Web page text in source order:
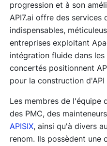
progression et à son
API7.ai offre des
indispensables,
entreprises exploitant
intégration fluide dans
concertés positionnent
pour la construction
Les membres de l'équipe
des PMC, des
APISIX, ainsi qu'à divers
renom. Ils possèdent une